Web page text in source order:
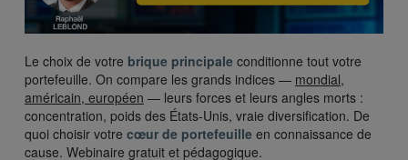
Le choix de votre brique principale conditionne tout votre
portefeuille. On compare les grands indices — mondial,
américain, européen — leurs forces et leurs angles morts :
concentration, poids des États-Unis, vraie diversification. De
quoi choisir votre cœur de portefeuille en connaissance de
cause. Webinaire gratuit et pédagogique.